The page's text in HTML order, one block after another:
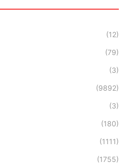
(12)
(79)
(3)
(9892)
(3)
(180)
(1111)
(1755)